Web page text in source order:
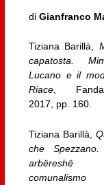
di Gianfranco
Tiziana Barillà,
capatosta.
Lucano e il
Riace,
2017, pp. 160.
Tiziana Barillà,
che
arbëreshë